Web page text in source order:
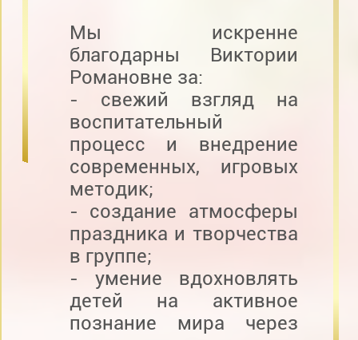
Мы искренне
благодарны Виктории
Романовне за:
- свежий взгляд на
воспитательный
процесс и внедрение
современных, игровых
методик;
- создание атмосферы
праздника и творчества
в группе;
- умение вдохновлять
детей на активное
познание мира через